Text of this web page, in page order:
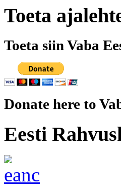
Toeta
Toeta siin Vaba
Donate here to
Eesti